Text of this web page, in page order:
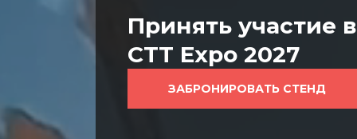
Принять участие в
CTT Expo 2027
ЗАБРОНИРОВАТЬ СТЕНД